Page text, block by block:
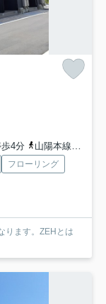
4分
山陽本線「入野」駅 徒歩49分
フローリング
ります。ZEHとは